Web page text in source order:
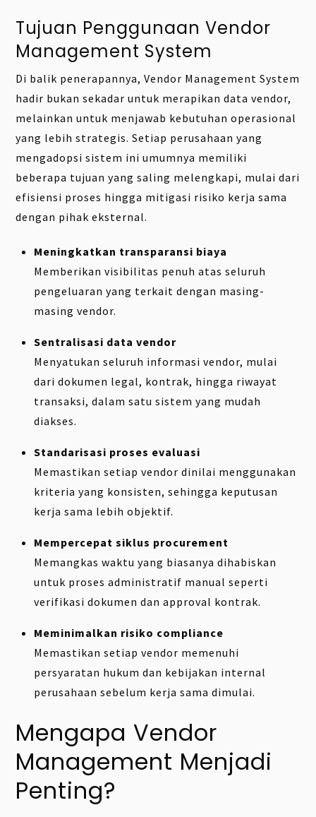
Tujuan Penggunaan Vendor
Management System
Di balik penerapannya, Vendor Management System
hadir bukan sekadar untuk merapikan data vendor,
melainkan untuk menjawab kebutuhan operasional
yang lebih strategis. Setiap perusahaan yang
mengadopsi sistem ini umumnya memiliki
beberapa tujuan yang saling melengkapi, mulai dari
efisiensi proses hingga mitigasi risiko kerja sama
dengan pihak eksternal.
Meningkatkan transparansi biaya
Memberikan visibilitas penuh atas seluruh
pengeluaran yang terkait dengan masing-
masing vendor.
Sentralisasi data vendor
Menyatukan seluruh informasi vendor, mulai
dari dokumen legal, kontrak, hingga riwayat
transaksi, dalam satu sistem yang mudah
diakses.
Standarisasi proses evaluasi
Memastikan setiap vendor dinilai menggunakan
kriteria yang konsisten, sehingga keputusan
kerja sama lebih objektif.
Mempercepat siklus procurement
Memangkas waktu yang biasanya dihabiskan
untuk proses administratif manual seperti
verifikasi dokumen dan approval kontrak.
Meminimalkan risiko compliance
Memastikan setiap vendor memenuhi
persyaratan hukum dan kebijakan internal
perusahaan sebelum kerja sama dimulai.
Mengapa Vendor
Management Menjadi
Penting?